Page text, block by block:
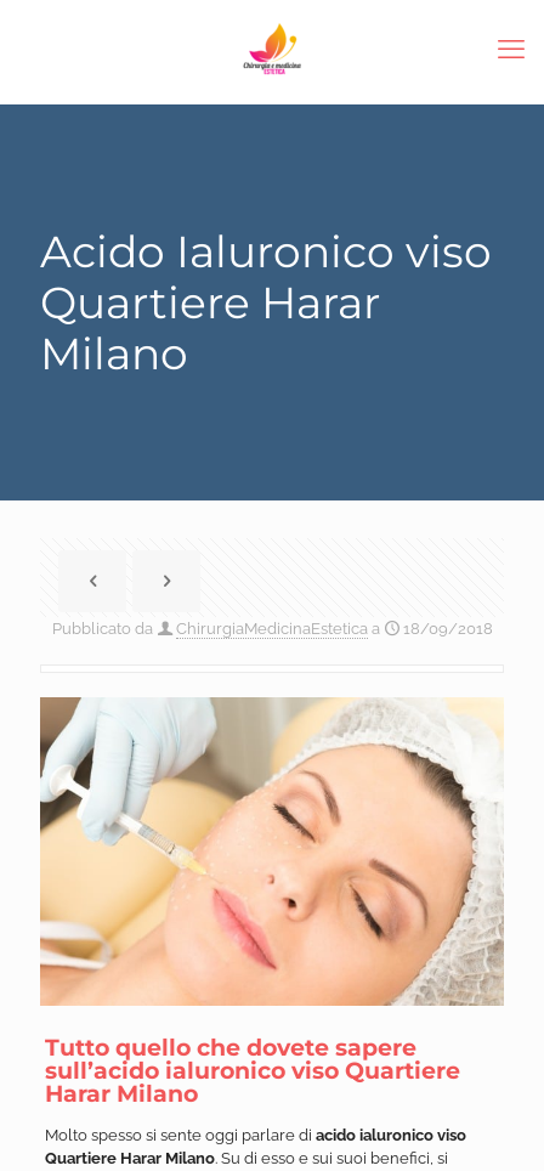
Acido Ialuronico viso
Quartiere Harar
Milano
Pubblicato da ChirurgiaMedicinaEstetica a 18/09/2018
Tutto quello che dovete sapere
sull’acido ialuronico viso Quartiere
Harar Milano
Molto spesso si sente oggi parlare di acido ialuronico viso
Quartiere Harar Milano. Su di esso e sui suoi benefici, si